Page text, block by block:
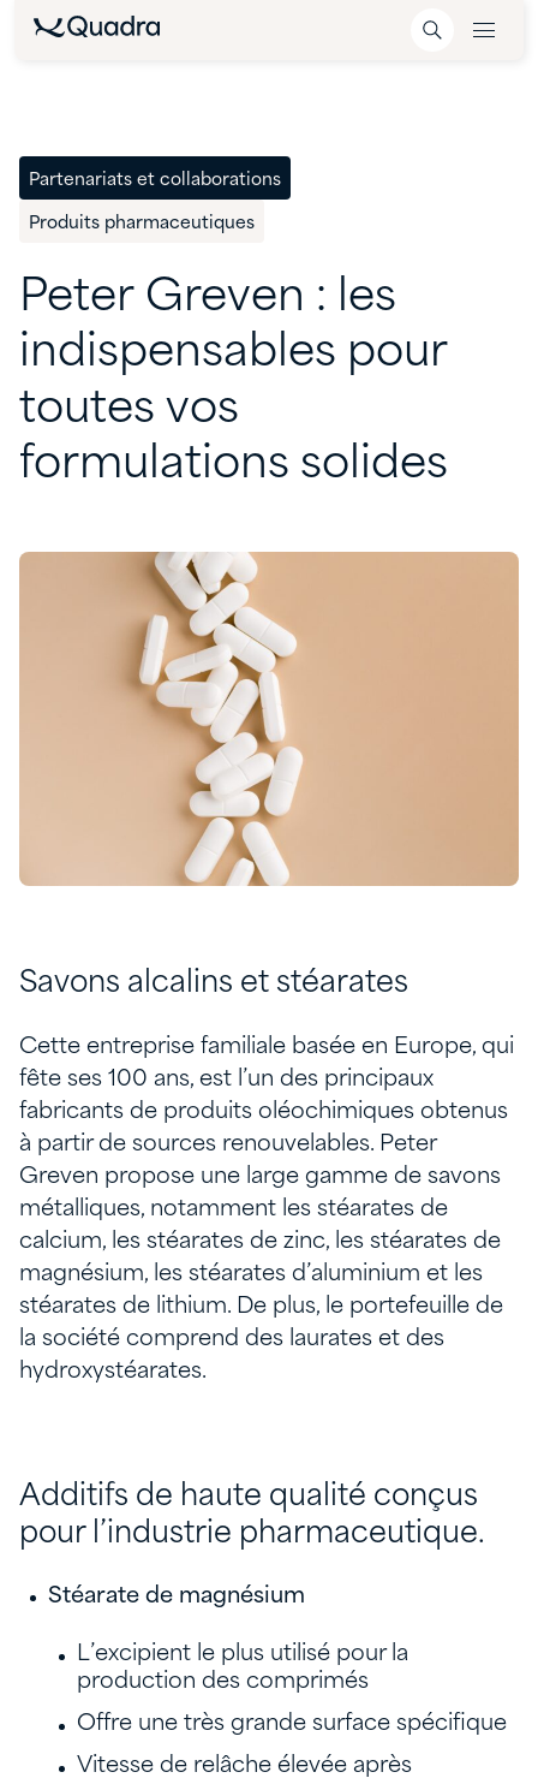
Partenariats et collaborations
Produits pharmaceutiques
Peter Greven : les
indispensables pour
toutes vos
formulations solides
Savons alcalins et stéarates
Cette entreprise familiale basée en Europe, qui
fête ses 100 ans, est l’un des principaux
fabricants de produits oléochimiques obtenus
à partir de sources renouvelables. Peter
Greven propose une large gamme de savons
métalliques, notamment les stéarates de
calcium, les stéarates de zinc, les stéarates de
magnésium, les stéarates d’aluminium et les
stéarates de lithium. De plus, le portefeuille de
la société comprend des laurates et des
hydroxystéarates.
Additifs de haute qualité conçus
pour l’industrie pharmaceutique.
Stéarate de magnésium
L’excipient le plus utilisé pour la
production des comprimés
Offre une très grande surface spécifique
Vitesse de relâche élevée après